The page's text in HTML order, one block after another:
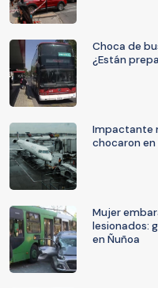
Choca de
¿Están
Impactante
chocaron
Mujer
lesionados:
en Ñuñoa